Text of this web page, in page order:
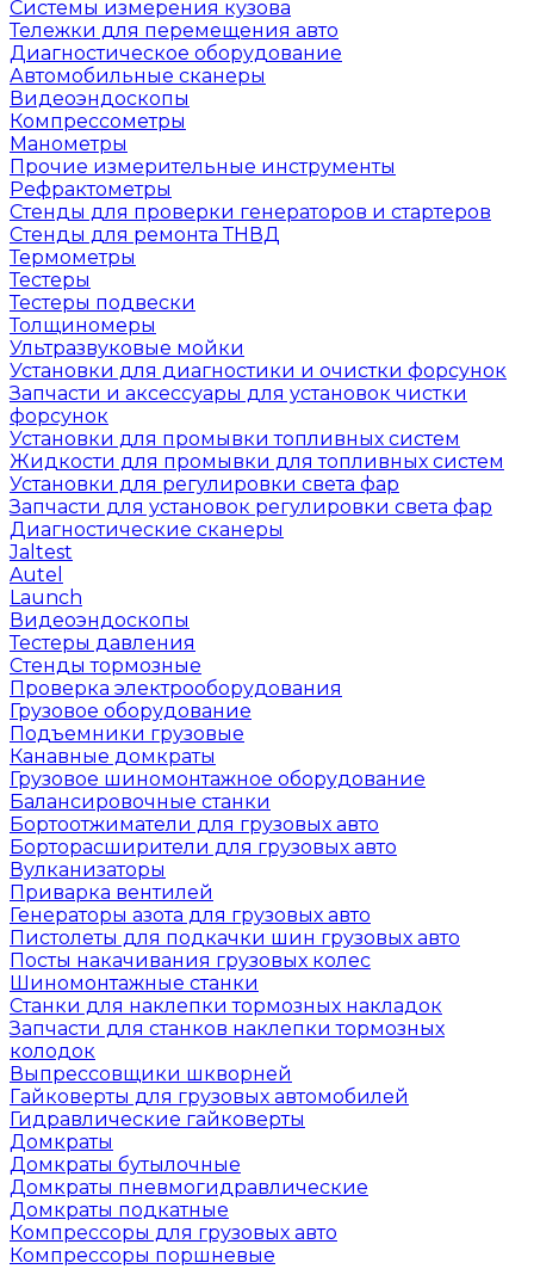
Системы измерения кузова
Тележки для перемещения авто
Диагностическое оборудование
Автомобильные сканеры
Видеоэндоскопы
Компрессометры
Манометры
Прочие измерительные инструменты
Рефрактометры
Стенды для проверки генераторов и стартеров
Стенды для ремонта ТНВД
Термометры
Тестеры
Тестеры подвески
Толщиномеры
Ультразвуковые мойки
Установки для диагностики и очистки форсунок
Запчасти и аксессуары для установок чистки
форсунок
Установки для промывки топливных систем
Жидкости для промывки для топливных систем
Установки для регулировки света фар
Запчасти для установок регулировки света фар
Диагностические сканеры
Jaltest
Autel
Launch
Видеоэндоскопы
Тестеры давления
Стенды тормозные
Проверка электрооборудования
Грузовое оборудование
Подъемники грузовые
Канавные домкраты
Грузовое шиномонтажное оборудование
Балансировочные станки
Бортоотжиматели для грузовых авто
Борторасширители для грузовых авто
Вулканизаторы
Приварка вентилей
Генераторы азота для грузовых авто
Пистолеты для подкачки шин грузовых авто
Посты накачивания грузовых колес
Шиномонтажные станки
Станки для наклепки тормозных накладок
Запчасти для станков наклепки тормозных
колодок
Выпрессовщики шкворней
Гайковерты для грузовых автомобилей
Гидравлические гайковерты
Домкраты
Домкраты бутылочные
Домкраты пневмогидравлические
Домкраты подкатные
Компрессоры для грузовых авто
Компрессоры поршневые